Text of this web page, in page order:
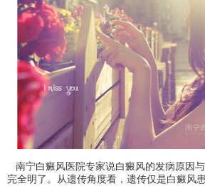
南宁白癜风医院专家说白癜风的发病原因
完全明了。从遗传角度看，遗传仅是白癜风